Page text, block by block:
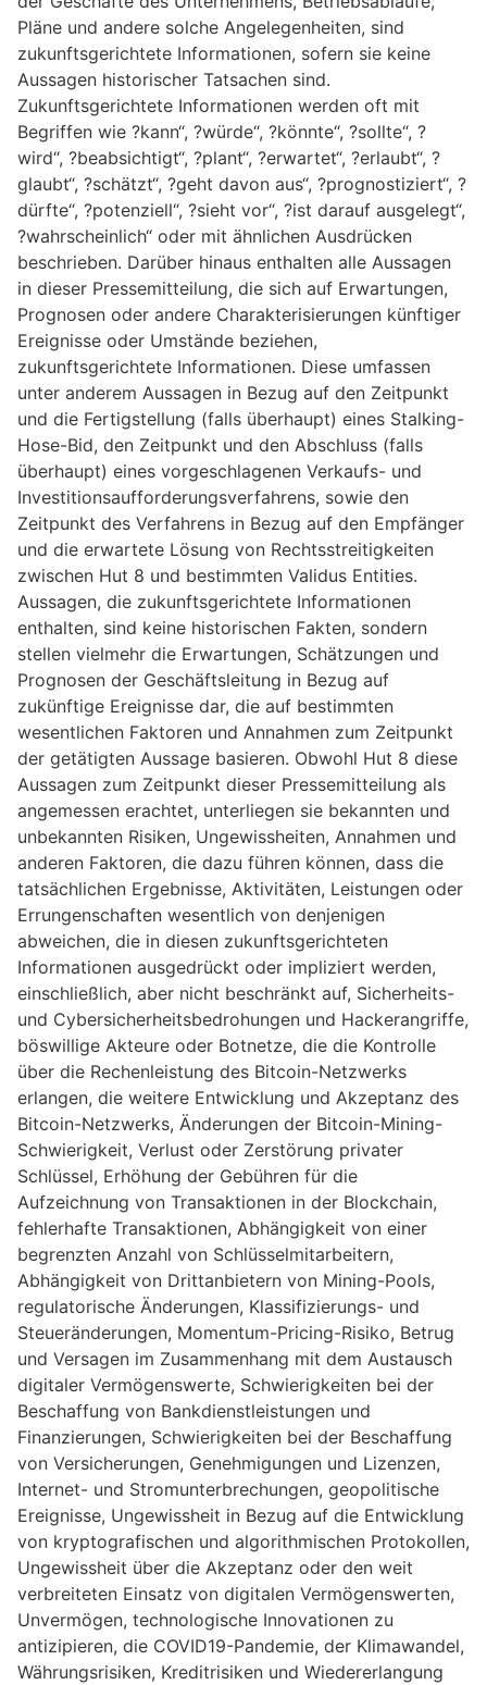
Pläne und andere solche Angelegenheiten, sind
zukunftsgerichtete Informationen, sofern sie keine
Aussagen historischer Tatsachen sind.
Zukunftsgerichtete Informationen werden oft mit
Begriffen wie ?kann“, ?würde“, ?könnte“, ?sollte“, ?
wird“, ?beabsichtigt“, ?plant“, ?erwartet“, ?erlaubt“, ?
glaubt“, ?schätzt“, ?geht davon aus“, ?prognostiziert“, ?
dürfte“, ?potenziell“, ?sieht vor“, ?ist darauf ausgelegt“,
?wahrscheinlich“ oder mit ähnlichen Ausdrücken
beschrieben. Darüber hinaus enthalten alle Aussagen
in dieser Pressemitteilung, die sich auf Erwartungen,
Prognosen oder andere Charakterisierungen künftiger
Ereignisse oder Umstände beziehen,
zukunftsgerichtete Informationen. Diese umfassen
unter anderem Aussagen in Bezug auf den Zeitpunkt
und die Fertigstellung (falls überhaupt) eines Stalking-
Hose-Bid, den Zeitpunkt und den Abschluss (falls
überhaupt) eines vorgeschlagenen Verkaufs- und
Investitionsaufforderungsverfahrens, sowie den
Zeitpunkt des Verfahrens in Bezug auf den Empfänger
und die erwartete Lösung von Rechtsstreitigkeiten
zwischen Hut 8 und bestimmten Validus Entities.
Aussagen, die zukunftsgerichtete Informationen
enthalten, sind keine historischen Fakten, sondern
stellen vielmehr die Erwartungen, Schätzungen und
Prognosen der Geschäftsleitung in Bezug auf
zukünftige Ereignisse dar, die auf bestimmten
wesentlichen Faktoren und Annahmen zum Zeitpunkt
der getätigten Aussage basieren. Obwohl Hut 8 diese
Aussagen zum Zeitpunkt dieser Pressemitteilung als
angemessen erachtet, unterliegen sie bekannten und
unbekannten Risiken, Ungewissheiten, Annahmen und
anderen Faktoren, die dazu führen können, dass die
tatsächlichen Ergebnisse, Aktivitäten, Leistungen oder
Errungenschaften wesentlich von denjenigen
abweichen, die in diesen zukunftsgerichteten
Informationen ausgedrückt oder impliziert werden,
einschließlich, aber nicht beschränkt auf, Sicherheits-
und Cybersicherheitsbedrohungen und Hackerangriffe,
böswillige Akteure oder Botnetze, die die Kontrolle
über die Rechenleistung des Bitcoin-Netzwerks
erlangen, die weitere Entwicklung und Akzeptanz des
Bitcoin-Netzwerks, Änderungen der Bitcoin-Mining-
Schwierigkeit, Verlust oder Zerstörung privater
Schlüssel, Erhöhung der Gebühren für die
Aufzeichnung von Transaktionen in der Blockchain,
fehlerhafte Transaktionen, Abhängigkeit von einer
begrenzten Anzahl von Schlüsselmitarbeitern,
Abhängigkeit von Drittanbietern von Mining-Pools,
regulatorische Änderungen, Klassifizierungs- und
Steueränderungen, Momentum-Pricing-Risiko, Betrug
und Versagen im Zusammenhang mit dem Austausch
digitaler Vermögenswerte, Schwierigkeiten bei der
Beschaffung von Bankdienstleistungen und
Finanzierungen, Schwierigkeiten bei der Beschaffung
von Versicherungen, Genehmigungen und Lizenzen,
Internet- und Stromunterbrechungen, geopolitische
Ereignisse, Ungewissheit in Bezug auf die Entwicklung
von kryptografischen und algorithmischen Protokollen,
Ungewissheit über die Akzeptanz oder den weit
verbreiteten Einsatz von digitalen Vermögenswerten,
Unvermögen, technologische Innovationen zu
antizipieren, die COVID19-Pandemie, der Klimawandel,
Währungsrisiken, Kreditrisiken und Wiedererlangung